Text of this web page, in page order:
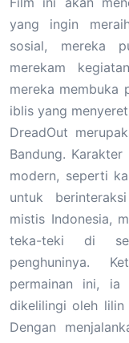
yang ingin
sosial, mereka
merekam
mereka membuka
iblis yang
DreadOut
Bandung.
modern, seperti
untuk
mistis Indonesia,
teka-teki di
penghuninya.
permainan ini, ia
dikelilingi oleh lilin
Dengan